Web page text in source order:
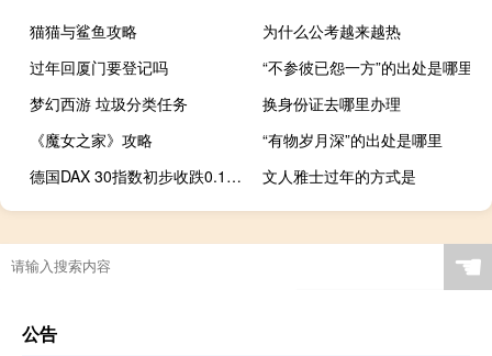
猫猫与鲨鱼攻略
为什么公考越来越热
过年回厦门要登记吗
“不参彼已怨一方”的出处是哪里
梦幻西游 垃圾分类任务
换身份证去哪里办理
《魔女之家》攻略
“有物岁月深”的出处是哪里
德国DAX 30指数初步收跌0.17%报14707.48点本周累计下跌大约0.60%法国股指初步收跌1.20%意大利股指初步收跌0.61%英国股指初步收跌0.76%
文人雅士过年的方式是
☚
公告